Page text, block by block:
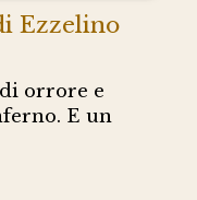
Ezzelino
di orrore e
E un